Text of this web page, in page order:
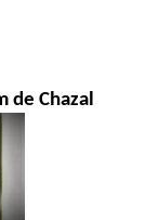
de Chazal